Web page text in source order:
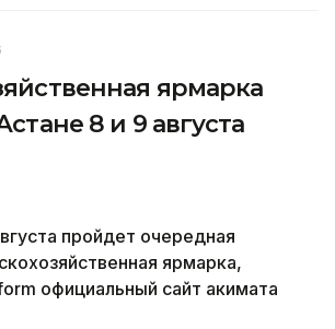
ярмарка
8 и 9 августа
пройдет очередная
ярмарка,
официальный сайт акимата